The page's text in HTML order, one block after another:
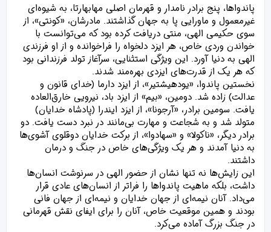
ا
]
:
پاندواها، پنج برادر نامدار و قهرمان اصلی مهابهارتا، به شیوه‌ای
غیرمعمول و ماورایی پا به جهان گذاشتند. مادرشان، «کونتی»، از
سوی حکیمی الهی، منتی دریافت کرده بود که می‌توانست با
خواندن وردی خاص، هر ایزد دلخواه را فراخوانده و از او فرزندی
الهی به دنیا آورد. این ویژگی استثنایی، سرآغاز تولد فرزندانی بود
که هر یک از قدرت‌های ایزدی بهره‌مند شدند.
نخستین پاندوا، «یودهیشتیر»، از ایزد دارما (خدای قانون و
عدالت) زاده شد. دومین، «بیم» از ایزد باد، نیرویی خارق‌العاده
یافت. سومین برادر، «آرجونا»، از ایزد ایندرا (پادشاه خدایان)
متولد شد و به شجاعت و مهارت بی‌مانند در نبرد دست یافت. دو
برادر دیگر، «ناکولا» و «سهادوا»، از برکت خدایان دوقلوی آشوی‌ها
به دنیا آمدند و هر یک ویژگی‌های خاص در جنگ و درمان
داشتند.
این زایش‌ها نه تنها نشان از حضور الهی در سرنوشت انسان‌ها
داشت، بلکه ماهیت پاندواها را فراتر از انسان‌های عادی قرار
می‌داد. آنان نیمه‌ای از جهان خدایان و نیمه‌ای از جهان فانی
بودند و همین موقعیت خاص، آنان را برای ایفای نقش قهرمانی
در جنگ بزرگ آماده می‌کرد.